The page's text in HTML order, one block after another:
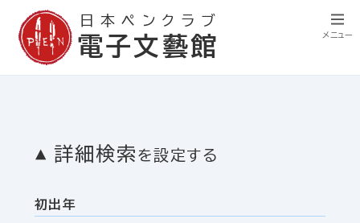
日本ペンクラブ
電子文藝館
詳細検索 を設定する
初出年
メニュー